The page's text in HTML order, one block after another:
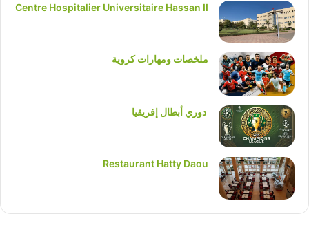
Centre Hospitalier Universitaire Hassan II
ملخصات ومهارات كروية
دوري أبطال إفريقيا
Restaurant Hatty Daou